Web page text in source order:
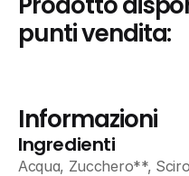
punti vendita:
Informazioni
Ingredienti
Acqua, Zucchero**,